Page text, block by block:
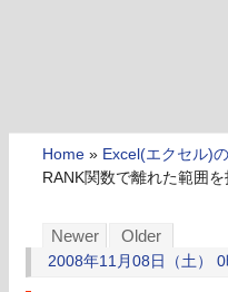
Home » Excel(エクセル)
RANK関数で離れた範囲を
Newer Older
2008年11月08日（土）